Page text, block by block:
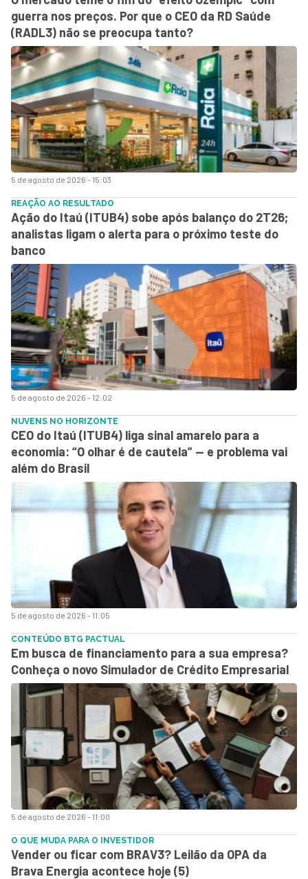
5 de agosto de 2026 - 15:03
guerra nos preços. Por que o CEO da RD Saúde
(RADL3) não se preocupa tanto?
5 de agosto de 2026 - 12:02
REAÇÃO AO RESULTADO
Ação do Itaú (ITUB4) sobe após balanço do 2T26;
analistas ligam o alerta para o próximo teste do
banco
5 de agosto de 2026 - 11:05
NUVENS NO HORIZONTE
CEO do Itaú (ITUB4) liga sinal amarelo para a
economia: “O olhar é de cautela” — e problema vai
além do Brasil
5 de agosto de 2026 - 11:00
CONTEÚDO BTG PACTUAL
Em busca de financiamento para a sua empresa?
Conheça o novo Simulador de Crédito Empresarial
O QUE MUDA PARA O INVESTIDOR
Vender ou ficar com BRAV3? Leilão da OPA da
Brava Energia acontece hoje (5)